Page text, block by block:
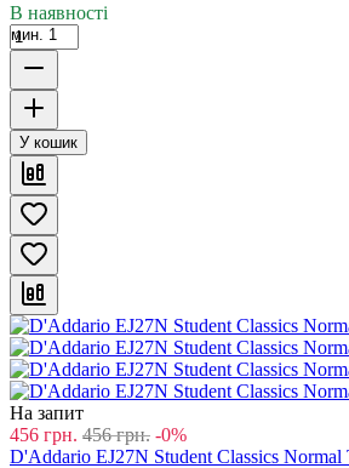
В наявності
мин. 1
У кошик
На запит
456 грн. 456 грн. -0%
D'Addario EJ27N Student Classics Normal